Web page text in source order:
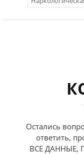
Остались
ответить,
ВСЕ ДАННЫЕ,